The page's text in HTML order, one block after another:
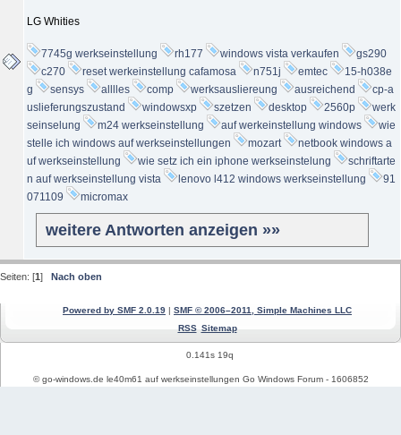
LG Whities
7745g werkseinstellung rh177 windows vista verkaufen
gs290
c270
reset werkeinstellung cafamosa n751j emtec
15-h038e
g
sensys alllles comp werksausliereung ausreichend
cp-a
uslieferungszustand
windowsxp szetzen desktop 2560p
werk
seinselung
m24 werkseinstellung auf werkeinstellung windows
wie
stelle ich windows auf werkseinstellungen
mozart
netbook windows a
uf werkseinstellung
wie setz ich ein iphone werkseinstelung
schriftarte
n auf werkseinstellung vista
lenovo l412 windows werkseinstellung
91
071109
micromax
weitere Antworten anzeigen »»
Seiten: [1] Nach oben
Powered by SMF 2.0.19 | SMF © 2006–2011, Simple Machines LLC
RSS Sitemap
0.141s 19q
© go-windows.de le40m61 auf werkseinstellungen Go Windows Forum - 1606852